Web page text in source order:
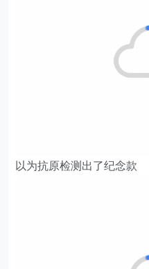
以为抗原检测出了纪念款